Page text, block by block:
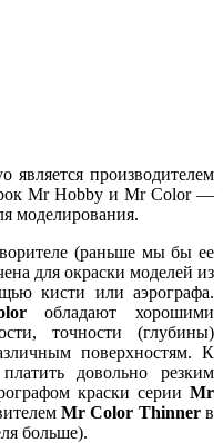
является производителем
Mr Hobby и Mr Color —
моделирования.
(раньше мы бы ее
для окраски моделей из
кисти или аэрографа.
обладают хорошими
точности (глубины)
поверхностям. К
довольно резким
краски серии Mr
Mr Color Thinnerв
больше).